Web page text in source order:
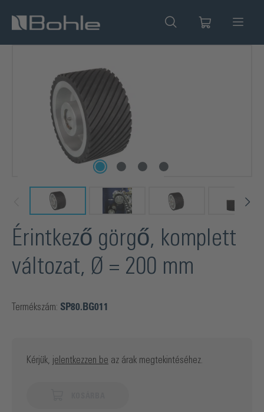
Érintkező görgő, komplett
változat, Ø = 200 mm
Termékszám: SP80.BG011
Kérjük, jelentkezzen be az árak megtekintéséhez.